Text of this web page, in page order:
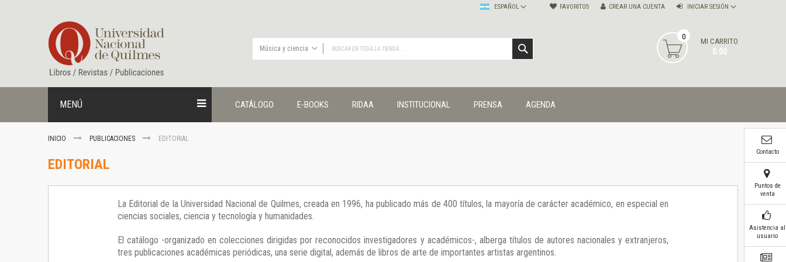
contenido
FAVORITOS INICIAR SESIÓN
CREAR UNA CUENTA
ESPAÑOL
Música y ciencia
Publicaciones
Editorial
Cuadernos universitarios
Derechos humanos
Ediciones especiales
Géneros
MI CARRITO
0.00
0
MENÚ CATÁLOGO E-BOOKS RIDAA INSTITUCIONAL PRENSA AGENDA
INICIO PUBLICACIONES EDITORIAL
EDITORIAL
La Editorial de la Universidad Nacional de Quilmes, creada en 1996, ha publicado más de 400 títulos, la mayoría de carácter académico, en especial en
ciencias sociales, ciencia y tecnología y humanidades.
El catálogo -organizado en colecciones dirigidas por reconocidos investigadores y académicos-, alberga títulos de autores nacionales y extranjeros,
tres publicaciones académicas periódicas, una serie digital, además de libros de arte de importantes artistas argentinos.
Contacto
Puntos de
venta
Asistencia al
usuario